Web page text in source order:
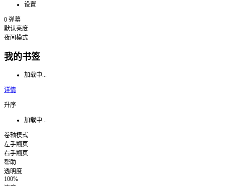
设置
0 弹幕
默认亮度
夜间模式
我的书签
加载中...
详情
升序
加载中...
卷轴模式
左手翻页
右手翻页
帮助
透明度
100%